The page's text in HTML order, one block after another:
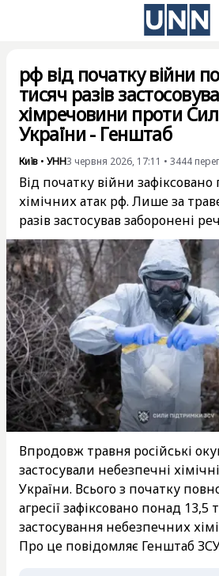
рф від початку війни
тисяч разів
хімречовини проти
України - Генштаб
Київ • УНН3 червня 2026, 17:11 • 3444
Від початку війни
хімічних атак рф. Лише за
разів застосував заборонені
Впродовж травня російські
застосували небезпечні
України. Всього з початку
агресії зафіксовано понад 13,5
застосування небезпечних
Про це повідомляє Генштаб